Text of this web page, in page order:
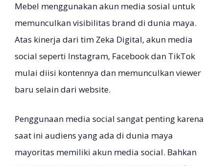
Mebel menggunakan akun media sosial untuk
memunculkan visibilitas brand di dunia maya.
Atas kinerja dari tim Zeka Digital, akun media
social seperti Instagram, Facebook dan TikTok
mulai diisi kontennya dan memunculkan viewer
baru selain dari website.
Penggunaan media social sangat penting karena
saat ini audiens yang ada di dunia maya
mayoritas memiliki akun media social. Bahkan